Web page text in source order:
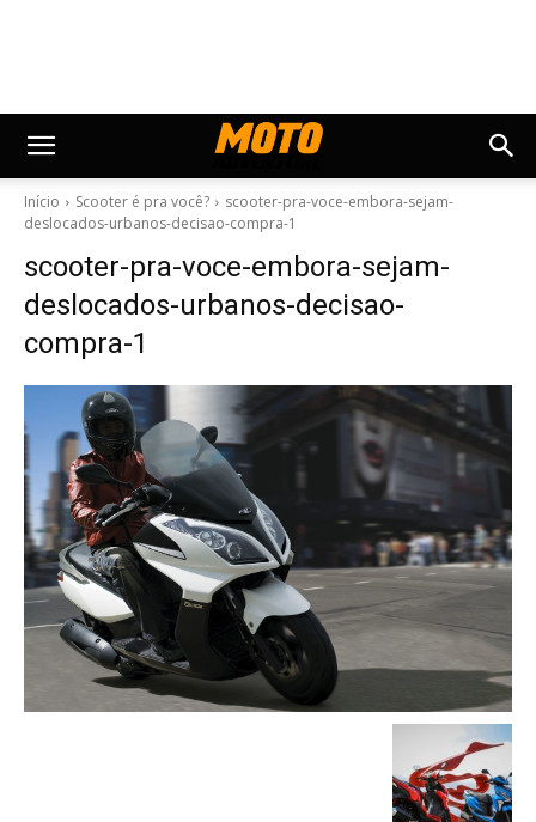
Início Scooter é pra você?
scooter-pra-voce-embora-sejam-
deslocados-urbanos-decisao-compra-1
scooter-pra-voce-embora-sejam-
deslocados-urbanos-decisao-
compra-1